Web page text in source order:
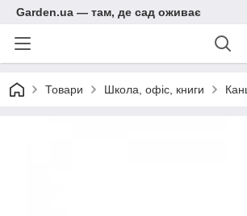
Garden.ua — там, де сад оживає
Товари Школа, офіс, книги